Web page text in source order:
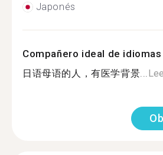
Japonés
Compañero ideal de idiomas
日语母语的人，有医学背景...